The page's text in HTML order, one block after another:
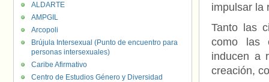
impulsar la
Tanto las
como las
inducen a
creación,
ALDARTE
AMPGIL
Arcopoli
Brújula Intersexual (Punto de encuentro para
personas intersexuales)
Caribe Afirmativo
Centro de Estudios Género y Diversidad